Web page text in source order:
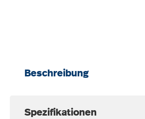
Beschreibung
Spezifikationen